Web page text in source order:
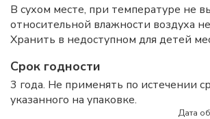
В сухом месте, при температуре не
относительной влажности воздуха
Хранить в недоступном для детей
Срок годности
3 года. Не применять по истечении
указанного на упаковке.
Дата